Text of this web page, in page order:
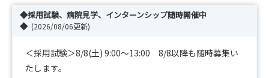
◆採用試験、病院見学、インターンシップ随時開催中
◆ (2026/08/06更新)
＜採用試験＞8/8(土) 9:00～13:00 8/8以降も随時募集い
たします。